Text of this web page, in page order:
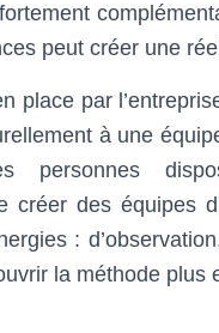
peut créer une
place par
à une
personnes
créer des équipes
:
la méthode plus